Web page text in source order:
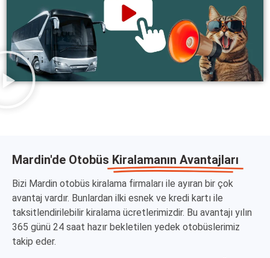
Mardin'de Otobüs Kiralamanın Avantajları
Bizi Mardin otobüs kiralama firmaları ile ayıran bir çok
avantaj vardır. Bunlardan ilki esnek ve kredi kartı ile
taksitlendirilebilir kiralama ücretlerimizdir. Bu avantajı yılın
365 günü 24 saat hazır bekletilen yedek otobüslerimiz
takip eder.